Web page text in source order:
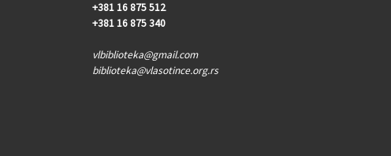
+381 16 875 512
+381 16 875 340
vlbiblioteka@gmail.com
biblioteka@vlasotince.org.rs